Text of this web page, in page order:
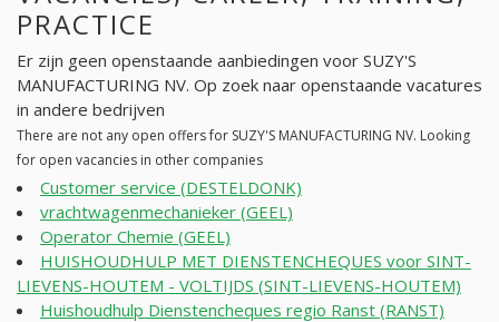
PRACTICE
Er zijn geen openstaande aanbiedingen voor SUZY'S
MANUFACTURING NV. Op zoek naar openstaande vacatures
in andere bedrijven
There are not any open offers for SUZY'S MANUFACTURING NV. Looking
for open vacancies in other companies
Customer service (DESTELDONK)
vrachtwagenmechanieker (GEEL)
Operator Chemie (GEEL)
HUISHOUDHULP MET DIENSTENCHEQUES voor SINT-
LIEVENS-HOUTEM - VOLTIJDS (SINT-LIEVENS-HOUTEM)
Huishoudhulp Dienstencheques regio Ranst (RANST)